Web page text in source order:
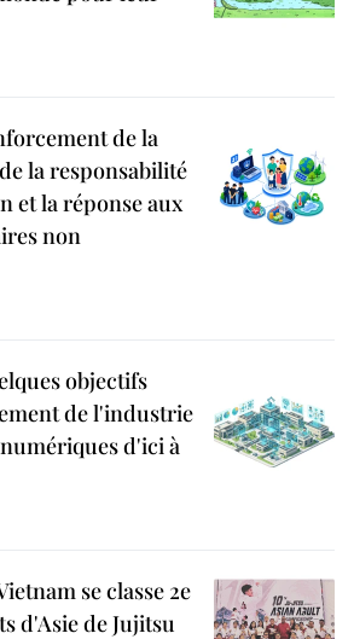
de la
la responsabilité
et la réponse aux
non
objectifs
de l'industrie
d'ici à
se classe 2e
d'Asie de Jujitsu